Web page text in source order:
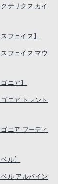
テリクス カイ
フェイス】
フェイス マウ
ニア】
ニア トレント
ニア フーディ
ル】
ル アルパイン
詳細を見る
詳細を見る